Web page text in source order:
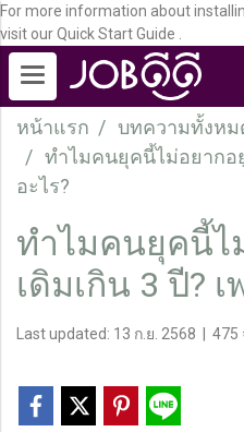
For more information about
visit our Quick Start Guide .
หน้าแรก บทความทั้งหม
ทำไมคนยุคนี้ไม่อยากอ
อะไร?
ทำไมคนยุคนี้ไ
เดิมเกิน 3 ปี? เ
Last updated: 13 ก.ย. 2568 475